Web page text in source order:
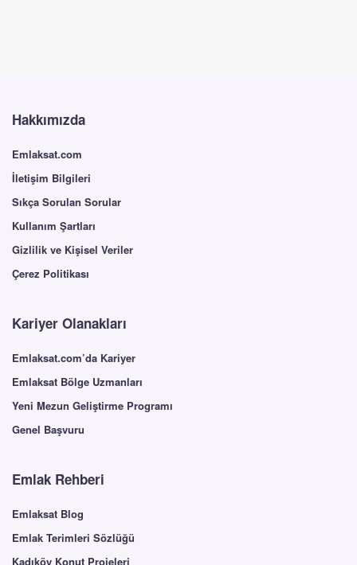
Hakkımızda
Emlaksat.com
İletişim Bilgileri
Sıkça Sorulan Sorular
Kullanım Şartları
Gizlilik ve Kişisel Veriler
Çerez Politikası
Kariyer Olanakları
Emlaksat.com’da Kariyer
Emlaksat Bölge Uzmanları
Yeni Mezun Geliştirme Programı
Genel Başvuru
Emlak Rehberi
Emlaksat Blog
Emlak Terimleri Sözlüğü
Kadıköy Konut Projeleri